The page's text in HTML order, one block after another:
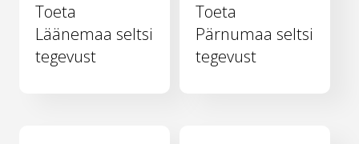
Toeta
Läänemaa seltsi
tegevust
Toeta
Pärnumaa seltsi
tegevust